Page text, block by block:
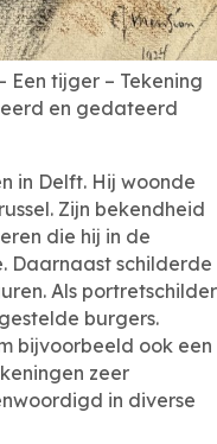
Een tijger – Tekening
en gedateerd
in Delft. Hij woonde
Zijn bekendheid
die hij in de
Daarnaast schilderde
Als portretschilder
burgers.
bijvoorbeeld ook een
zeer
in diverse